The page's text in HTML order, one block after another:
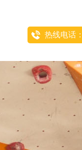
热线电话